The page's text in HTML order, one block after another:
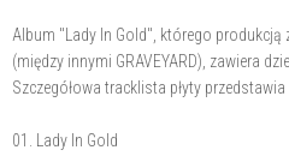
Album "Lady In Gold", którego produkcją
(między innymi GRAVEYARD), zawiera
Szczegółowa tracklista płyty
01. Lady In Gold